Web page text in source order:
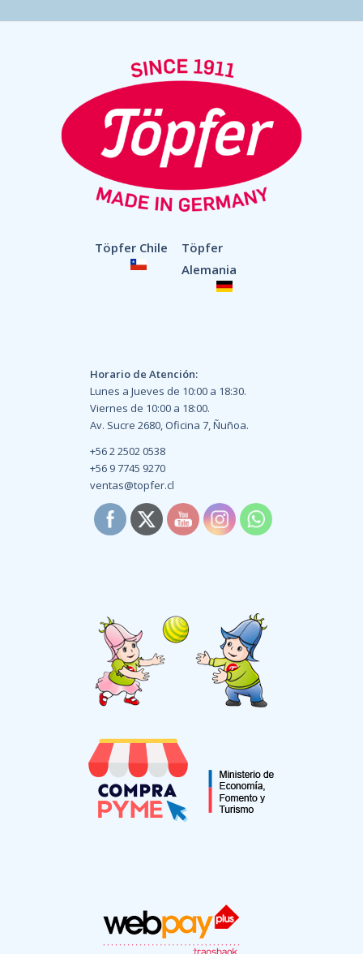
Töpfer Chile
Töpfer
Alemania
Horario de Atención:
Lunes a Jueves de 10:00 a 18:30.
Viernes de 10:00 a 18:00.
Av. Sucre 2680, Oficina 7, Ñuñoa.
+56 2 2502 0538
+56 9 7745 9270
ventas@topfer.cl